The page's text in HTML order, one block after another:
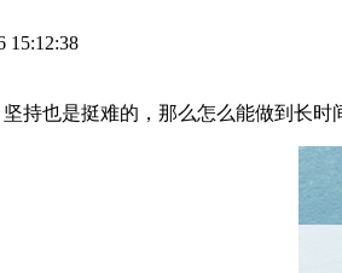
15:12:38
持也是挺难的，那么怎么能做到长